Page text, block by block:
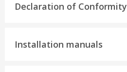
Declaration of Conformity
Installation manuals